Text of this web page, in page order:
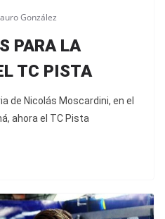
González
PARA LA
TC PISTA
de Nicolás Moscardini, en el
ahora el TC Pista